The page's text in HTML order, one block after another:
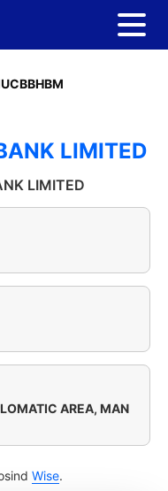
LIMITED
LIMITED
AREA, MAN
Wise.